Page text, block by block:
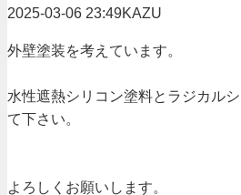
投稿日時：
2025-03-06 23:49KAZU
外壁塗装を考えています。
水性遮熱シリコン塗料とラジカル
て下さい。
よろしくお願いします。